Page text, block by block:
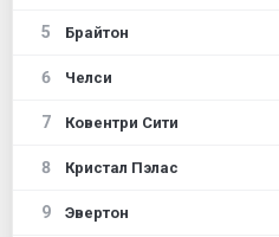
5 Брайтон
6 Челси
7 Ковентри Сити
8 Кристал Пэлас
9 Эвертон